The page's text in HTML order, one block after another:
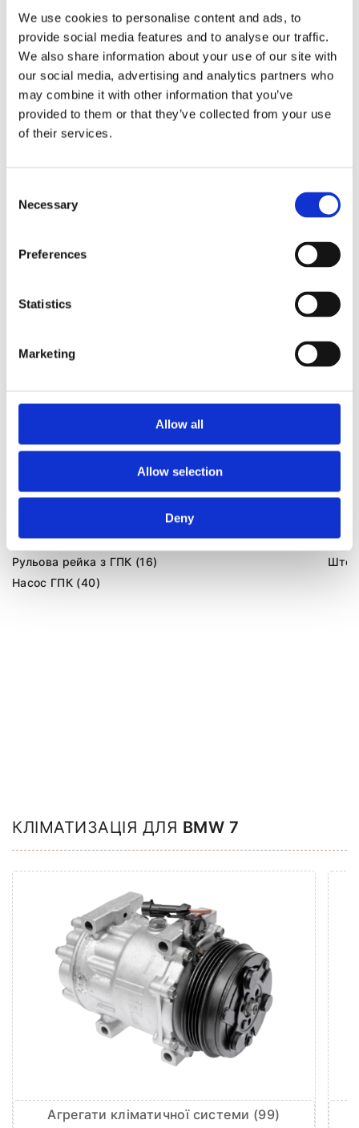
We use cookies to personalise content and ads, to
provide social media features and to analyse our traffic.
We also share information about your use of our site with
our social media, advertising and analytics partners who
may combine it with other information that you’ve
provided to them or that they’ve collected from your use
of their services.
Selection
Necessary
Preferences
Statistics
Marketing
Allow all
Allow selection
Deny
Рульове управління
BMW 7
Рульова рейка з ЕПК (31)
Рульова рейка з ГПК (16)
Насос ГПК (40)
Шток
Шток
КЛІМАТИЗАЦІЯ ДЛЯ BMW 7
Агрегати кліматичної системи (99)